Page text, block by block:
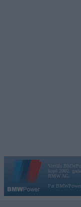
Vortāls
kopš 2002.
BMW AG.
Par BMWPower